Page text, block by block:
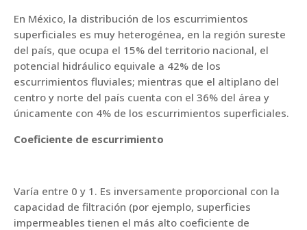
En México, la distribución de los escurrimientos
superficiales es muy heterogénea, en la región sureste
del país, que ocupa el 15% del territorio nacional, el
potencial hidráulico equivale a 42% de los
escurrimientos fluviales; mientras que el altiplano del
centro y norte del país cuenta con el 36% del área y
únicamente con 4% de los escurrimientos superficiales.
Coeficiente de escurrimiento
Varía entre 0 y 1. Es inversamente proporcional con la
capacidad de filtración (por ejemplo, superficies
impermeables tienen el más alto coeficiente de